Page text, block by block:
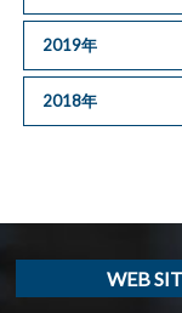
2019年
2018年
WEB